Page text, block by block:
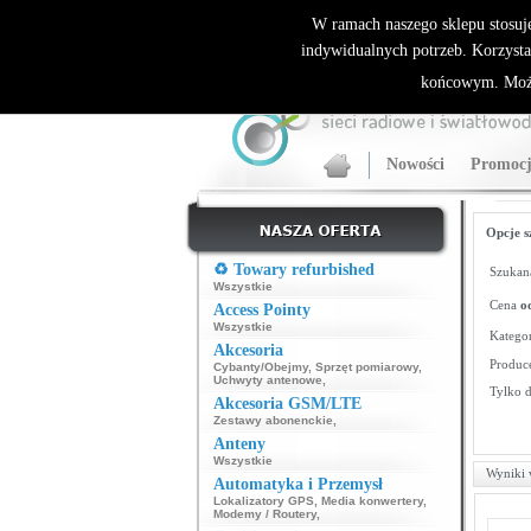
ALLNET.PL Sieci bezprzewodowe - generalny
Nowości
♻️ Towary refurbished
Wszystkie
Access Pointy
Wszystkie
Akcesoria
Cybanty/Obejmy, Sprzęt pomiarowy,
Uchwyty antenowe
Akcesoria GSM/LTE
Zestawy abonenckie
Anteny
Wszystkie
Automatyka i Przemysł
Lokalizatory GPS, Media konwertery,
Modemy / Routery,
Opcje
Cena
Tylko
Wyniki
W ramach naszego sklepu
indywidualnych potrzeb.
końcowym.